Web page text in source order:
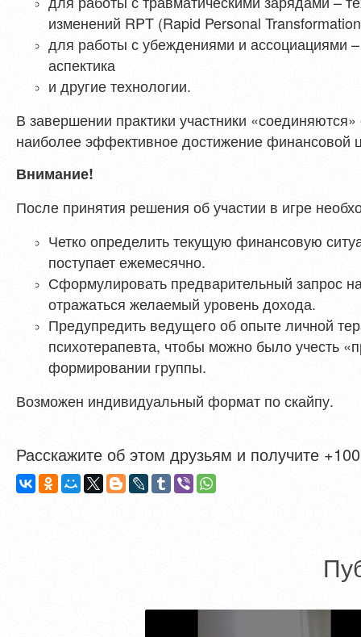
изменений RPT (Rapid Personal
для работы с убеждениями и ассоциациями
аспектика
и другие технологии.
В завершении практики участники
наиболее эффективное достижение финансовой
Внимание!
После принятия решения об участии в игре
Четко определить текущую финансовую
поступает ежемесячно.
Сформулировать предварительный запрос
отражаться желаемый уровень дохода.
Предупредить ведущего об опыте личной
психотерапевта, чтобы можно было учесть
формировании группы.
Возможен индивидуальный формат по скайпу.
Расскажите об этом друзьям и получите